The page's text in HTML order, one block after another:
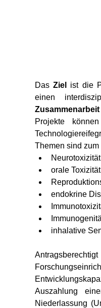
Das Ziel
ist die
einen
Zusammenarbeit
Projekte
Themen sind
Neurotoxizität
orale Toxizität
endokrine
inhalative
Auszahlung
Niederlassung